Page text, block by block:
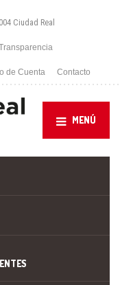
Ciudad Real
de Cuenta Contacto
MENÚ